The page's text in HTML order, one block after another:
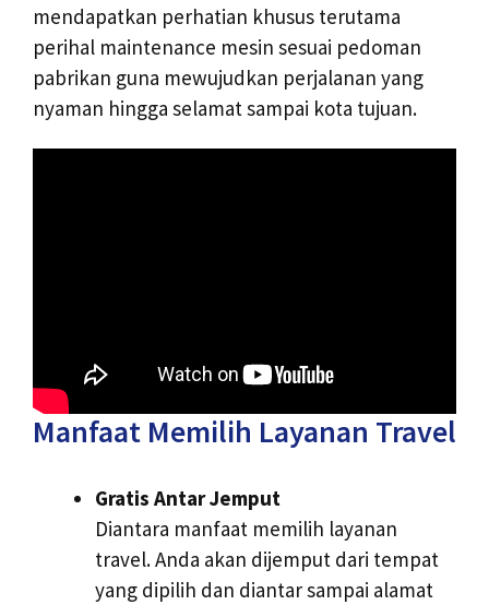
mendapatkan perhatian khusus terutama
perihal maintenance mesin sesuai pedoman
pabrikan guna mewujudkan perjalanan yang
nyaman hingga selamat sampai kota tujuan.
Manfaat Memilih Layanan Travel
Gratis Antar Jemput
Diantara manfaat memilih layanan
travel. Anda akan dijemput dari tempat
yang dipilih dan diantar sampai alamat